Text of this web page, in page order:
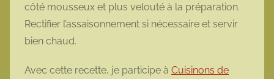
côté mousseux et plus velouté à la préparation.
Rectifier l’assaisonnement si nécessaire et servir
bien chaud.
Avec cette recette, je participe à Cuisinons de